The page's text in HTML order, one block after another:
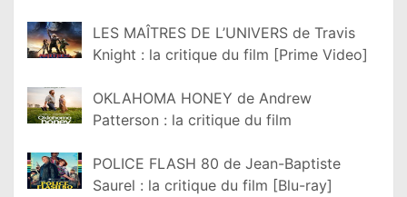
LES MAÎTRES DE L’UNIVERS de Travis
Knight : la critique du film [Prime Video]
OKLAHOMA HONEY de Andrew
Patterson : la critique du film
POLICE FLASH 80 de Jean-Baptiste
Saurel : la critique du film [Blu-ray]